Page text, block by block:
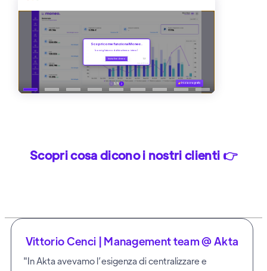
Scopri cosa dicono i nostri clienti 👉
Vittorio Cenci | Management team @ Akta
"In Akta avevamo l’esigenza di centralizzare e